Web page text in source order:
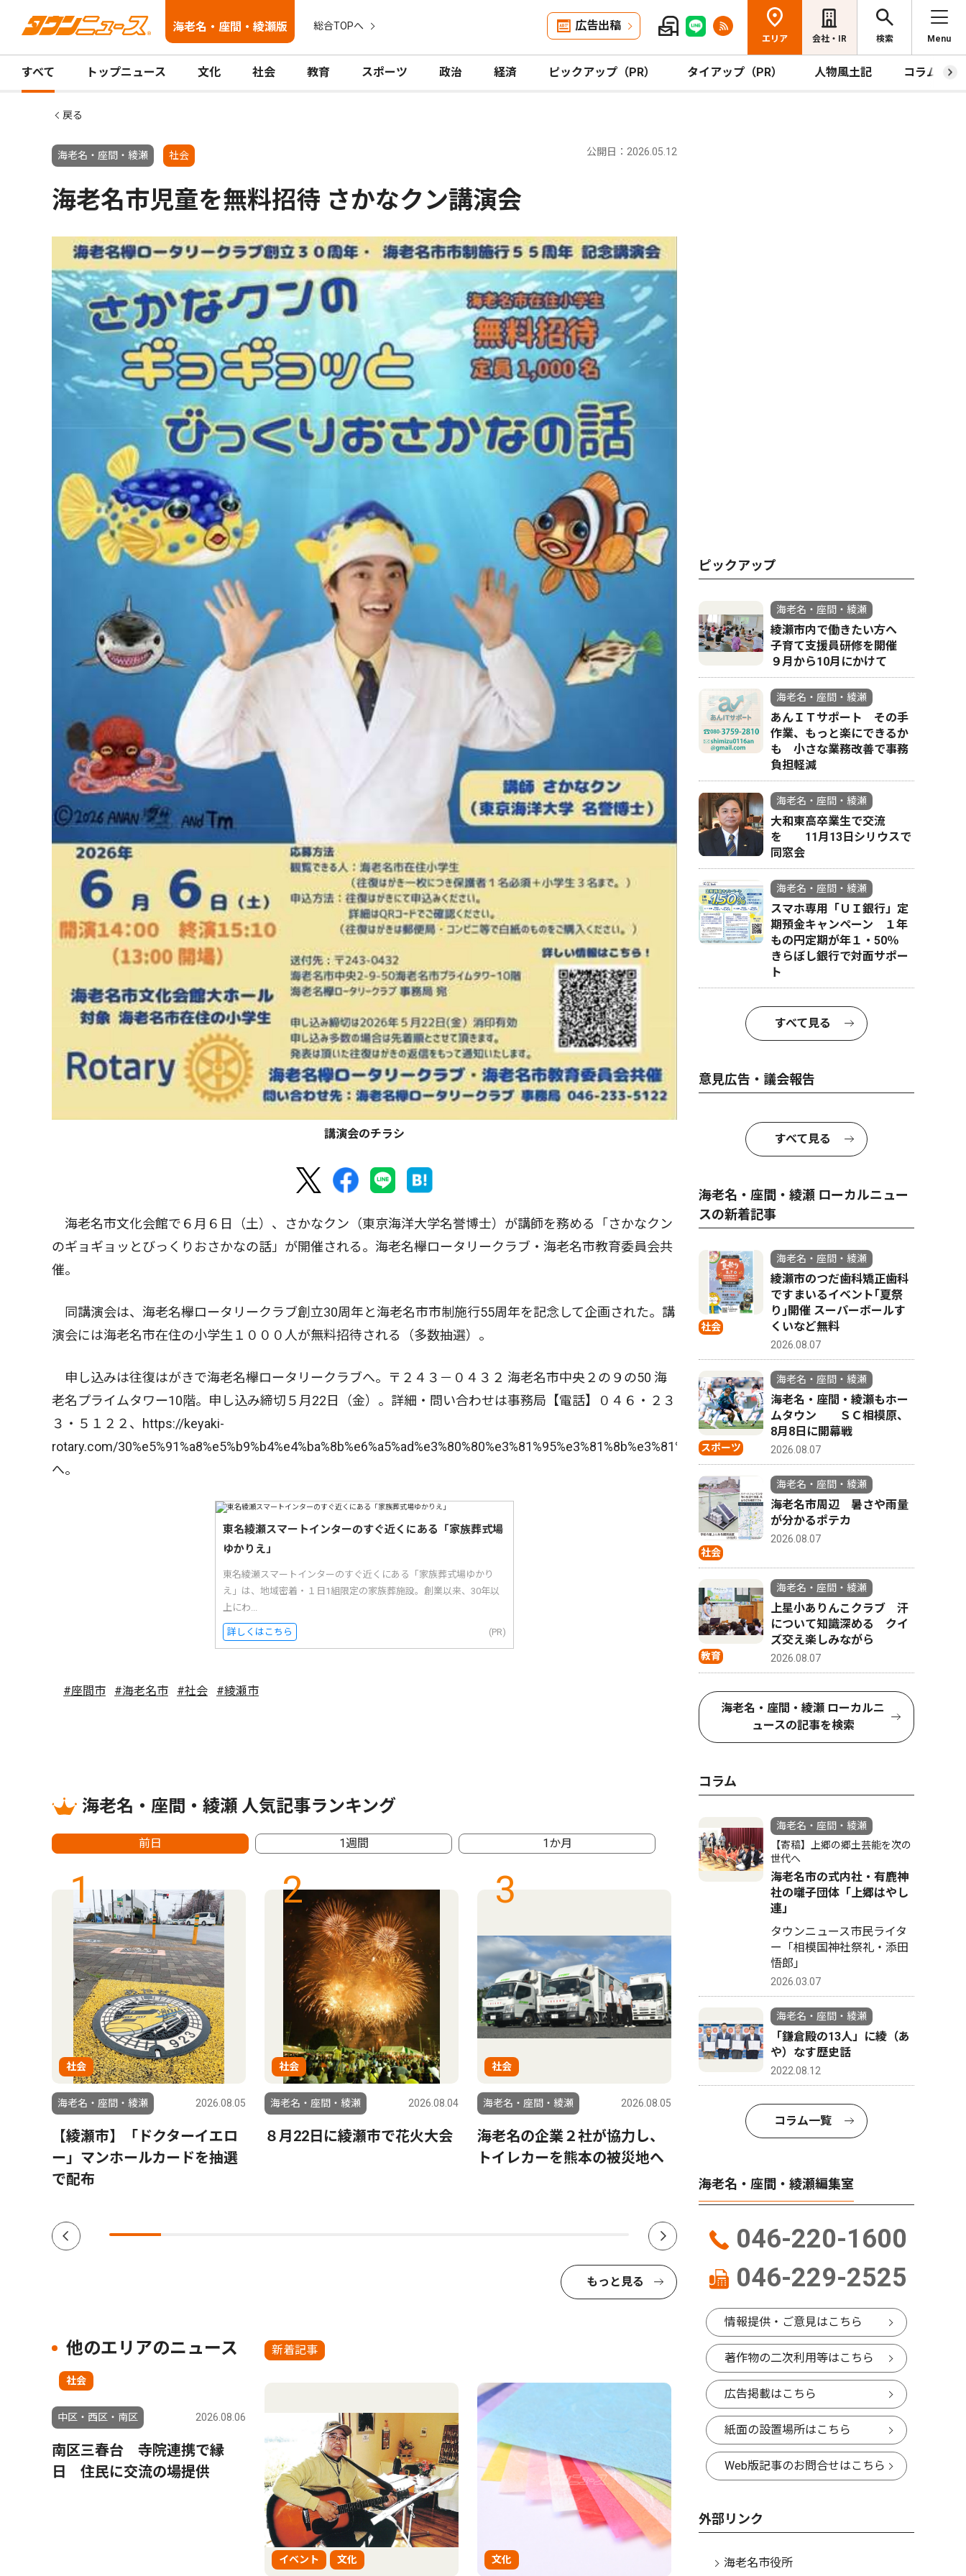
海老名・座間・綾瀬版 総合TOPへ 広告出稿
エリア 会社・IR 検索 Menu
すべて トップニュース 文化 社会 教育 スポーツ 政治 経済 ピックアップ（PR） タイアップ（PR） 人物風土記 コラム
戻る
海老名・座間・綾瀬 社会 公開日：2026.05.12
海老名市児童を無料招待 さかなクン講演会
講演会のチラシ
海老名市文化会館で６月６日（土）、さかなクン（東京海洋大学名誉博士）が講師を務める「さかなクン
のギョギョッとびっくりおさかなの話」が開催される。海老名欅ロータリークラブ・海老名市教育委員会共
催。
同講演会は、海老名欅ロータリークラブ創立30周年と海老名市市制施行55周年を記念して企画された。講
演会には海老名市在住の小学生１０００人が無料招待される（多数抽選）。
申し込みは往復はがきで海老名欅ロータリークラブへ。〒２４３－０４３２ 海老名市中央２の９の50 海
老名プライムタワー10階。申し込み締切５月22日（金）。詳細・問い合わせは事務局【電話】０４６・２３
３・５１２２、https://keyaki-
rotary.com/
へ。
東名綾瀬スマートインターのすぐ近くにある「家族葬式場
ゆかりえ」
東名綾瀬スマートインターのすぐ近くにある「家族葬式場ゆかり
え」は、地域密着・１日1組限定の家族葬施設。創業以来、30年以
上にわ...
詳しくはこちら (PR)
#座間市 #海老名市 #社会 #綾瀬市
海老名・座間・綾瀬 人気記事ランキング
前日 1週間 1か月
1
社会
海老名・座間・綾瀬 2026.08.05
【綾瀬市】「ドクターイエロ
ー」マンホールカードを抽選
で配布
2
社会
海老名・座間・綾瀬 2026.08.04
８月22日に綾瀬市で花火大会
3
社会
海老名・座間・綾瀬 2026.08.05
海老名の企業２社が協力し、
トイレカーを熊本の被災地へ
海老名・座間・綾瀬 2026.08.05
普段見られない夜景を満喫 ８
リーンセンターの展望室を夜
間開放
もっと見る
他のエリアのニュース 新着記事
社会
中区・西区・南区 2026.08.06
南区三春台 寺院連携で縁
日 住民に交流の場提供
イベント 文化 文化
ピックアップ
海老名・座間・綾瀬
綾瀬市内で働きたい方へ
子育て支援員研修を開催
９月から10月にかけて
海老名・座間・綾瀬
あんＩＴサポート その手
作業、もっと楽にできるか
も 小さな業務改善で事務
負担軽減
海老名・座間・綾瀬
大和東高卒業生で交流
を 11月13日シリウスで
同窓会
海老名・座間・綾瀬
スマホ専用「ＵＩ銀行」定
期預金キャンペーン １年
もの円定期が年１・50％
きらぼし銀行で対面サポー
ト
すべて見る
意見広告・議会報告
すべて見る
海老名・座間・綾瀬 ローカルニュー
スの新着記事
社会
海老名・座間・綾瀬
綾瀬市のつだ歯科矯正歯科
ですまいるイベント｢夏祭
り｣開催 スーパーボールす
くいなど無料
2026.08.07
スポーツ
海老名・座間・綾瀬
海老名・座間・綾瀬もホー
ムタウン ＳＣ相模原、
8月8日に開幕戦
2026.08.07
社会
海老名・座間・綾瀬
海老名市周辺 暑さや雨量
が分かるポテカ
2026.08.07
教育
海老名・座間・綾瀬
上星小ありんこクラブ 汗
について知識深める クイ
ズ交え楽しみながら
2026.08.07
海老名・座間・綾瀬 ローカルニ
ュースの記事を検索
コラム
海老名・座間・綾瀬
【寄稿】上郷の郷土芸能を次の
世代へ
海老名市の式内社・有鹿神
社の囃子団体「上郷はやし
連」
タウンニュース市民ライタ
ー「相模国神社祭礼・添田
悟郎」
2026.03.07
海老名・座間・綾瀬
「鎌倉殿の13人」に綾（あ
や）なす歴史話
2022.08.12
コラム一覧
海老名・座間・綾瀬編集室
046-220-1600
046-229-2525
情報提供・ご意見はこちら
著作物の二次利用等はこちら
広告掲載はこちら
紙面の設置場所はこちら
Web版記事のお問合せはこちら
外部リンク
海老名市役所